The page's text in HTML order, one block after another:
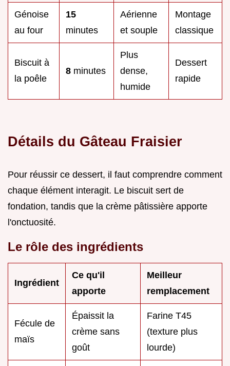
Génoise
au four
15
minutes
Aérienne
et souple
Montage
classique
Biscuit à
la poêle
8 minutes
Plus
dense,
humide
Dessert
rapide
Détails du Gâteau Fraisier
Pour réussir ce dessert, il faut comprendre comment
chaque élément interagit. Le biscuit sert de
fondation, tandis que la crème pâtissière apporte
l'onctuosité.
Le rôle des ingrédients
Ingrédient
Ce qu'il
apporte
Meilleur
remplacement
Fécule de
maïs
Épaissit la
crème sans
goût
Farine T45
(texture plus
lourde)